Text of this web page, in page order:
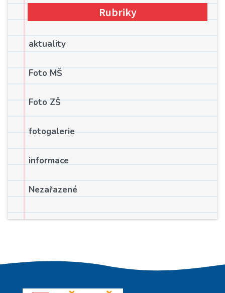
Rubriky
aktuality
Foto MŠ
Foto ZŠ
fotogalerie
informace
Nezařazené